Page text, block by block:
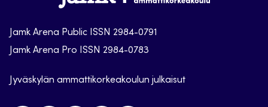
Arena
Jamk Arena Public ISSN 2984-0791
Jamk Arena Pro ISSN 2984-0783
Jyväskylän ammattikorkeakoulun julkaisut